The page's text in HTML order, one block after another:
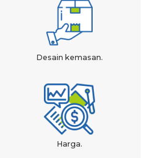
Desain kemasan.
Harga.